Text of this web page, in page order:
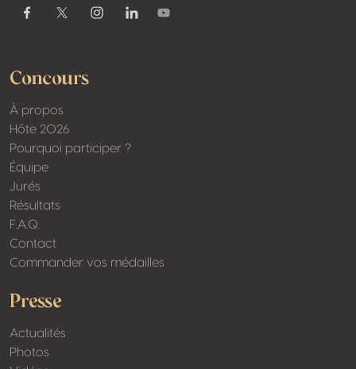
FacebookTwitter / XInstagramLinkedinYoutube
Concours
À propos
Hôte 2026
Pourquoi participer ?
Équipe
Jurés
Résultats
F.A.Q.
Contact
Commander vos médailles
Presse
Actualités
Photos